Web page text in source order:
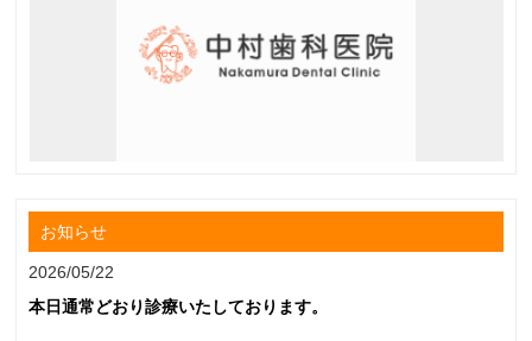
お知らせ
2026/05/22
本日通常どおり診療いたしております。